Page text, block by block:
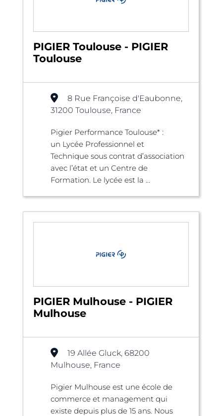
PIGIER Toulouse - PIGIER
Toulouse
8 Rue Françoise d'Eaubonne,
31200 Toulouse, France
Pigier Performance Toulouse* :
un Lycée Professionnel et
Technique sous contrat d’association
avec l’état et un Centre de
Formation. Le lycée est la ...
PIGIER Mulhouse - PIGIER
Mulhouse
19 Allée Gluck, 68200
Mulhouse, France
Pigier Mulhouse est une école de
commerce et management qui
existe depuis plus de 15 ans. Nous